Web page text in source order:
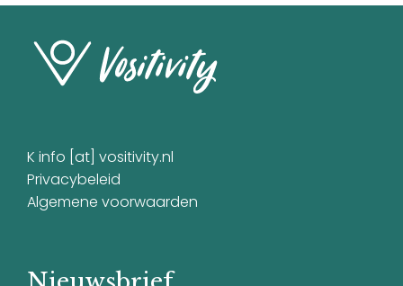
K info [at] vositivity.nl
Privacybeleid
Algemene voorwaarden